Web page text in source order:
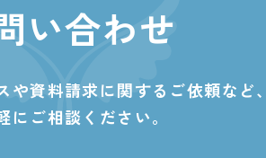
い合わせ
や資料請求に関する ご依頼など
にご相談ください。